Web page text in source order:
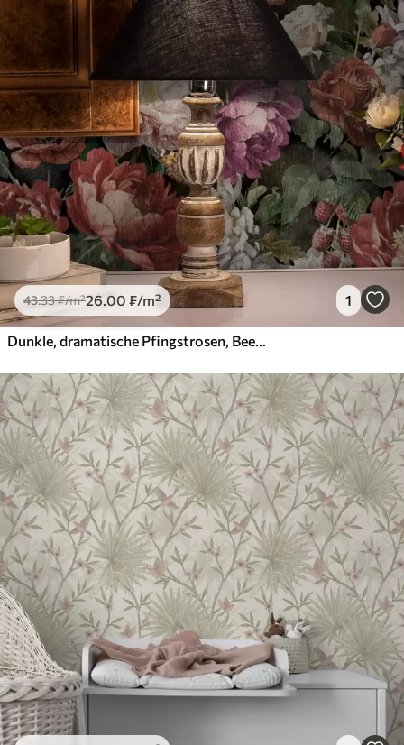
43.33₣/m²26.00 ₣/m² 1
Dunkle, dramatische Pfingstrosen, Beeren und Schmetterling auf schwarzem Hintergrund